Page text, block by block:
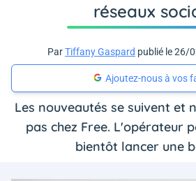
réseaux
ParTiffany Gaspard publié le 26/
Ajoutez-nous à vos
Les nouveautés se suivent et
pas chez Free. L'opérateur
bientôt lancer une